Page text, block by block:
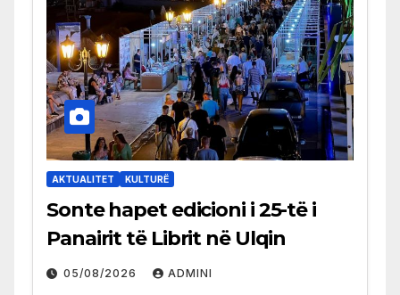
AKTUALITET KULTURË
Sonte hapet edicioni i 25-të i
Panairit të Librit në Ulqin
05/08/2026 ADMINI